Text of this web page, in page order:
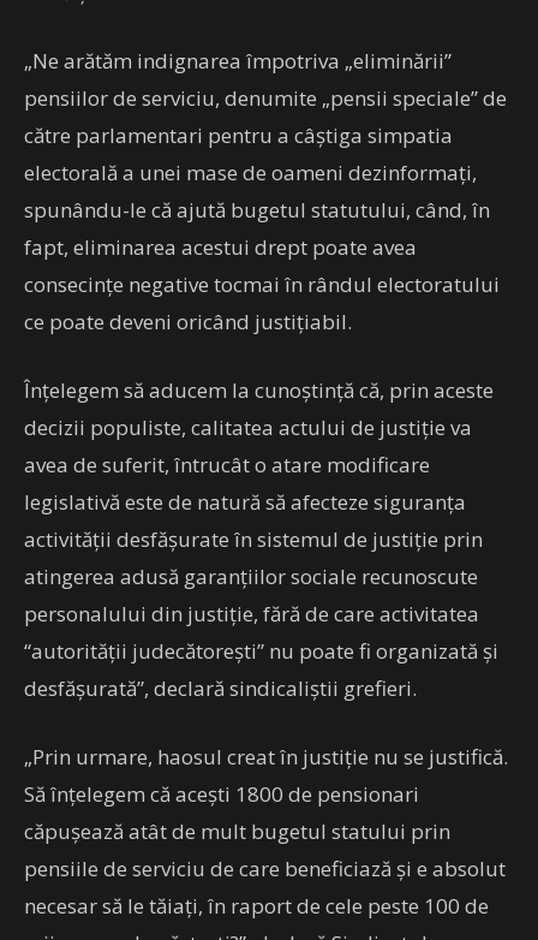
„Ne arătăm indignarea împotriva „eliminării”
pensiilor de serviciu, denumite „pensii speciale” de
către parlamentari pentru a câștiga simpatia
electorală a unei mase de oameni dezinformați,
spunându-le că ajută bugetul statutului, când, în
fapt, eliminarea acestui drept poate avea
consecințe negative tocmai în rândul electoratului
ce poate deveni oricând justițiabil.
Înțelegem să aducem la cunoștință că, prin aceste
decizii populiste, calitatea actului de justiție va
avea de suferit, întrucât o atare modificare
legislativă este de natură să afecteze siguranța
activității desfășurate în sistemul de justiție prin
atingerea adusă garanțiilor sociale recunoscute
personalului din justiție, fără de care activitatea
“autorității judecătorești” nu poate fi organizată și
desfășurată”, declară sindicaliștii grefieri.
„Prin urmare, haosul creat în justiție nu se justifică.
Să înțelegem că acești 1800 de pensionari
căpușează atât de mult bugetul statului prin
pensiile de serviciu de care beneficiază și e absolut
necesar să le tăiați, în raport de cele peste 100 de